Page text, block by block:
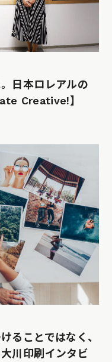
日本ロレアルの
Creative!】
ることではなく、
川印刷インタビ